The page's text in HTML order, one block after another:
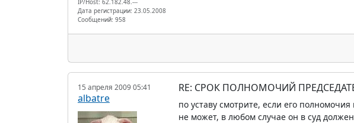
IP/Host: 62.182.48.---
Дата регистрации: 23.05.2008
Сообщений: 958
15 апреля 2009 05:41
albatre
RE: СРОК ПОЛНОМОЧИЙ
по уставу смотрите, если его
не может, в любом случае он в суд